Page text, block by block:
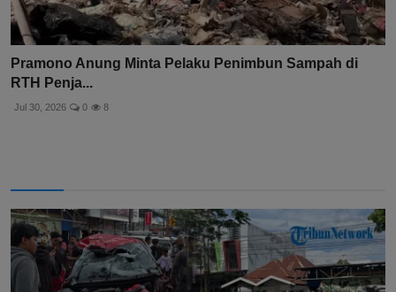
Pramono Anung Minta Pelaku Penimbun Sampah di
RTH Penja...
Jul 30, 2026 0 8